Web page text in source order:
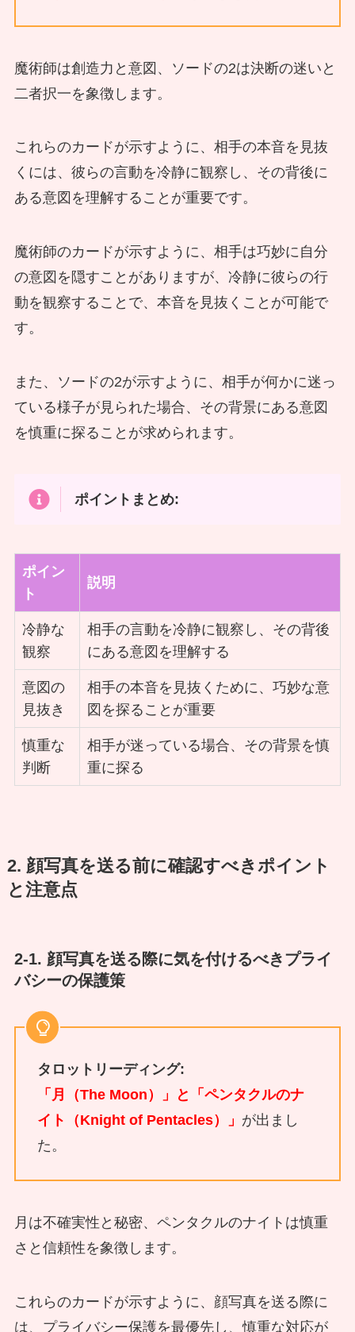
魔術師は創造力と意図、ソードの2は決断の迷いと
二者択一を象徴します。
これらのカードが示すように、相手の本音を見抜
くには、彼らの言動を冷静に観察し、その背後に
ある意図を理解することが重要です。
魔術師のカードが示すように、相手は巧妙に自分
の意図を隠すことがありますが、冷静に彼らの行
動を観察することで、本音を見抜くことが可能で
す。
また、ソードの2が示すように、相手が何かに迷っ
ている様子が見られた場合、その背景にある意図
を慎重に探ることが求められます。
ポイントまとめ:
ポイン
ト
説明
冷静な
観察
相手の言動を冷静に観察し、その背後
にある意図を理解する
意図の
見抜き
相手の本音を見抜くために、巧妙な意
図を探ることが重要
慎重な
判断
相手が迷っている場合、その背景を慎
重に探る
2. 顔写真を送る前に確認すべきポイント
と注意点
2-1. 顔写真を送る際に気を付けるべきプライ
バシーの保護策
タロットリーディング:
「月（The Moon）」と「ペンタクルのナ
イト（Knight of Pentacles）」 が出まし
た。
月は不確実性と秘密、ペンタクルのナイトは慎重
さと信頼性を象徴します。
これらのカードが示すように、顔写真を送る際に
は、プライバシー保護を最優先し、慎重な対応が